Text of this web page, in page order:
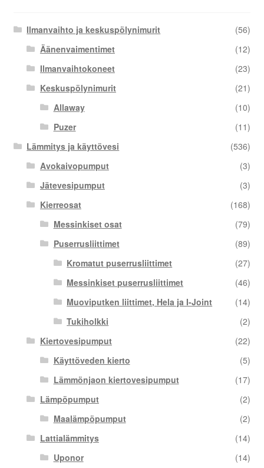
Ilmanvaihto ja keskuspölynimurit
(56)
Äänenvaimentimet
(12)
Ilmanvaihtokoneet
(23)
Keskuspölynimurit
(21)
Allaway
(10)
Puzer
(11)
Lämmitys ja käyttövesi
(536)
Avokaivopumput
(3)
Jätevesipumput
(3)
Kierreosat
(168)
Messinkiset osat
(79)
Puserrusliittimet
(89)
Kromatut puserrusliittimet
(27)
Messinkiset puserrusliittimet
(46)
Muoviputken liittimet, Hela ja I-Joint
(14)
Tukiholkki
(2)
Kiertovesipumput
(22)
Käyttöveden kierto
(5)
Lämmönjaon kiertovesipumput
(17)
Lämpöpumput
(2)
Maalämpöpumput
(2)
Lattialämmitys
(14)
Uponor
(14)